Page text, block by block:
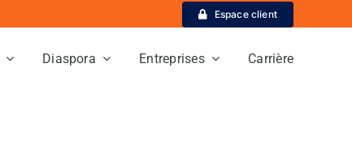
Espace client
Diaspora Entreprises Carrière